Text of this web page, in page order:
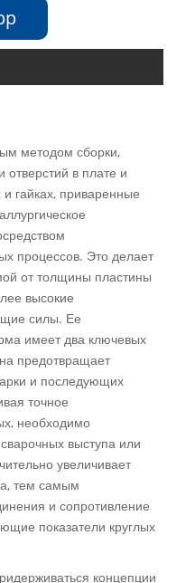
методом сборки,
в плате и
​​гайках, приваренные
процессов. Это делает
от толщины пластины
высокие
силы. Ее
имеет два ключевых
предотвращает
и последующих
точное
необходимо
выступа или
увеличивает
тем самым
и сопротивление
показатели круглых
концепции